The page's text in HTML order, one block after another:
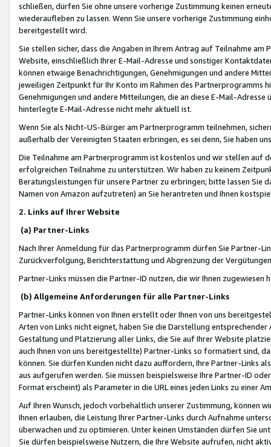
schließen, dürfen Sie ohne unsere vorherige Zustimmung keinen
wiederaufleben zu lassen. Wenn Sie unsere vorherige Zustimmung
bereitgestellt wird.
Sie stellen sicher, dass die Angaben in Ihrem Antrag auf Teilnahme
Website, einschließlich Ihrer E-Mail-Adresse und sonstiger
können etwaige Benachrichtigungen, Genehmigungen und andere
jeweiligen Zeitpunkt für Ihr Konto im Rahmen des Partnerprogramms
Genehmigungen und andere Mitteilungen, die an diese E-Mail-
hinterlegte E-Mail-Adresse nicht mehr aktuell ist.
Wenn Sie als Nicht-US-Bürger am Partnerprogramm teilnehmen,
außerhalb der Vereinigten Staaten erbringen, es sei denn, Sie haben
Die Teilnahme am Partnerprogramm ist kostenlos und wir stellen auf
erfolgreichen Teilnahme zu unterstützen. Wir haben zu keinem
Beratungsleistungen für unsere Partner zu erbringen; bitte lassen Sie
Namen von Amazon aufzutreten) an Sie herantreten und Ihnen
2. Links auf Ihrer Website
(a) Partner-Links
Nach Ihrer Anmeldung für das Partnerprogramm dürfen Sie Partner-
Zurückverfolgung, Berichterstattung und Abgrenzung der
Partner-Links müssen die Partner-ID nutzen, die wir Ihnen zugewiesen
(b) Allgemeine Anforderungen für alle Partner-Links
Partner-Links können von Ihnen erstellt oder Ihnen von uns
Arten von Links nicht eignet, haben Sie die Darstellung
Gestaltung und Platzierung aller Links, die Sie auf Ihrer Website
auch Ihnen von uns bereitgestellte) Partner-Links so formatiert sind,
können. Sie dürfen Kunden nicht dazu auffordern, Ihre Partner-Links
aus aufgerufen werden. Sie müssen beispielsweise Ihre Partner-ID
Format erscheint) als Parameter in die URL eines jeden Links zu einer
Auf Ihren Wunsch, jedoch vorbehaltlich unserer Zustimmung, können
Ihnen erlauben, die Leistung Ihrer Partner-Links durch Aufnahme
überwachen und zu optimieren. Unter keinen Umständen dürfen Sie
Sie dürfen beispielsweise Nutzern, die Ihre Website aufrufen, nicht